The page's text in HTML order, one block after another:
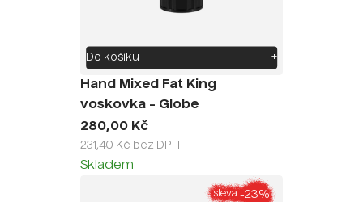
Do košíku +
Hand Mixed Fat King
voskovka - Globe
280,00 Kč
231,40 Kč bez DPH
Skladem
sleva -23%